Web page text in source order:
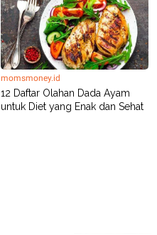
momsmoney.id
12 Daftar Olahan Dada Ayam
untuk Diet yang Enak dan Sehat